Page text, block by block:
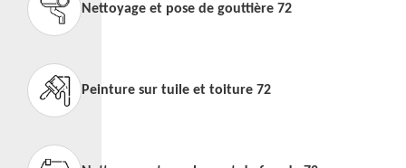
Nettoyage et pose de gouttière 72
Peinture sur tuile et toiture 72